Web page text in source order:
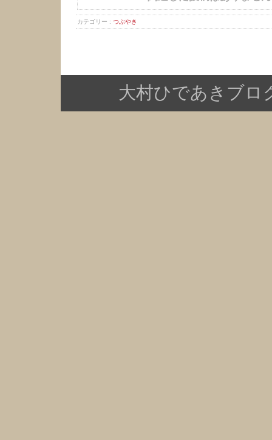
カテゴリー : つぶやき
大村ひであきブロ